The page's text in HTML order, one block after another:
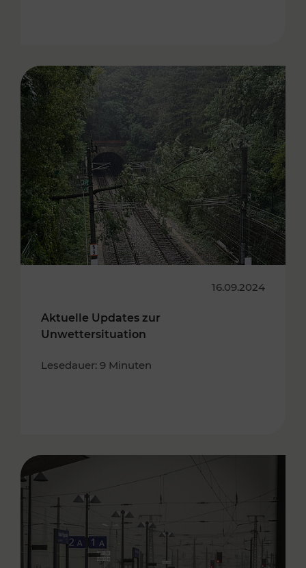
16.09.2024
Aktuelle Updates zur
Unwettersituation
Lesedauer: 9 Minuten